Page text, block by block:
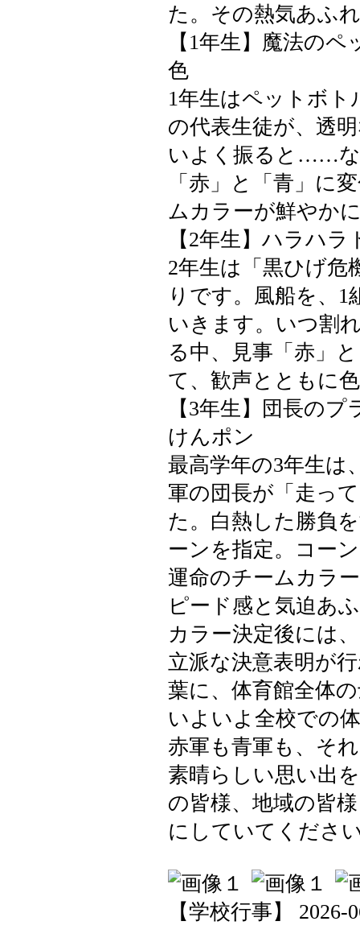
た。その熱気あふ
【1年生】魔法の
色
1年生はペットボト
の代表生徒が、透
いよく振ると……な
「赤」と「青」に
ムカラーが鮮やか
【2年生】ハラハ
2年生は「黒ひげ危
りです。風船を、1
いきます。いつ割
る中、見事「赤」
て、歓声とともに
【3年生】団長の
けんポン
最高学年の3年生は
軍の団長が「走っ
た。白熱した勝負
ーンを指定。コー
運命のチームカラ
ピード感と気迫あ
カラー決定後には
立派な決意表明が
葉に、体育館全体
いよいよ全校での
赤軍も青軍も、そ
素晴らしい思い出
の皆様、地域の皆
にしていてくださ
【学校行事】 2026-